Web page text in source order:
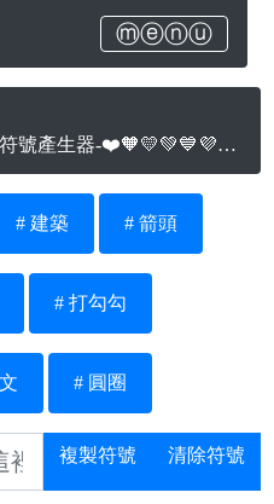
ⓜⓔⓝⓤ
號產生器-❤️🧡💛💚💙💜🖤💔
# 建築 # 箭頭
# 打勾勾
# 圓圈
複製符號 清除符號